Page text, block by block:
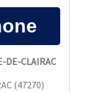
DE-CLAIRAC
(47270)